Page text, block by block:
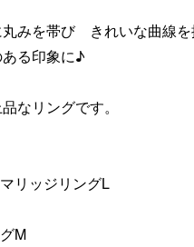
みを帯び きれいな曲線を
る印象に♪
なリングです。
リッジリングL
M